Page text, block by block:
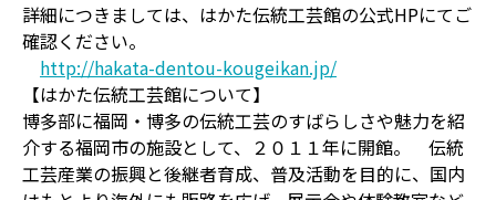
詳細につきましては、はかた伝統工芸館の公式HPにてご
確認ください。
http://hakata-dentou-kougeikan.jp/
【はかた伝統工芸館について】
博多部に福岡・博多の伝統工芸のすばらしさや魅力を紹
介する福岡市の施設として、２０１１年に開館。 伝統
工芸産業の振興と後継者育成、普及活動を目的に、国内